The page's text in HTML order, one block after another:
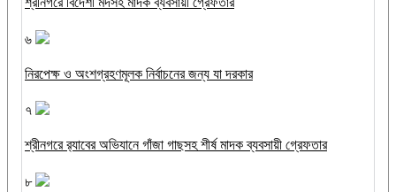
৬
নিরপেক্ষ ও অংশগ্রহণমূলক নির্বাচনের জন্য যা দরকার
৭
শ্রীনগরে র‌্যাবের অভিযানে গাঁজা গাছসহ শীর্ষ মাদক ব্যবসায়ী গ্রেফতার
৮